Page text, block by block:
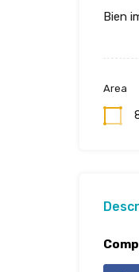
Bien
Area